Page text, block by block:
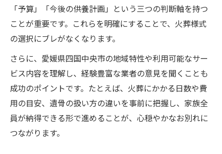
「予算」「今後の供養計画」という三つの判断軸を持つ
ことが重要です。これらを明確にすることで、火葬様式
の選択にブレがなくなります。
さらに、愛媛県四国中央市の地域特性や利用可能なサー
ビス内容を理解し、経験豊富な業者の意見を聞くことも
成功のポイントです。たとえば、火葬にかかる日数や費
用の目安、遺骨の扱い方の違いを事前に把握し、家族全
員が納得できる形で進めることが、心穏やかなお別れに
つながります。